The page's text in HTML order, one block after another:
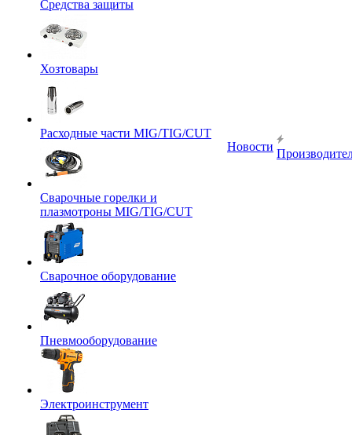
Средства защиты
Хозтовары
Расходные части MIG/TIG/CUT
Сварочные горелки и
плазмотроны MIG/TIG/CUT
Сварочное оборудование
Пневмооборудование
Электроинструмент
Новости